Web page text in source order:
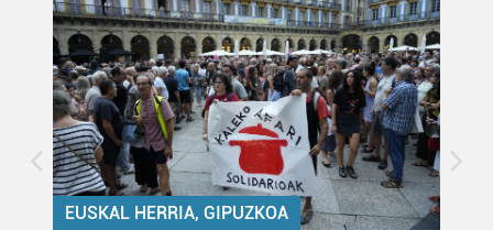
EUSKAL HERRIA, GIPUZKOA